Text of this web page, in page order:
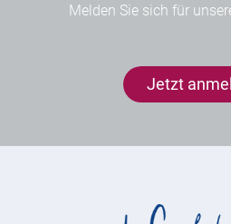
Melden Sie sich für
Jetzt